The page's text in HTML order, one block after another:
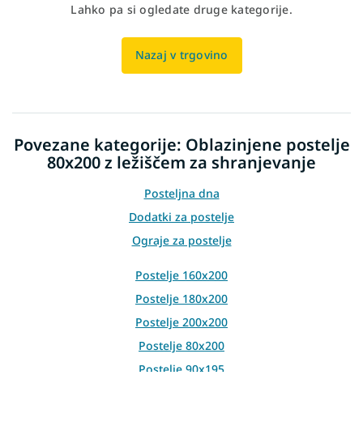
Lahko pa si ogledate druge kategorije.
Nazaj v trgovino
Povezane kategorije: Oblazinjene postelje
80x200 z ležiščem za shranjevanje
Posteljna dna
Dodatki za postelje
Ograje za postelje
Postelje 160x200
Postelje 180x200
Postelje 200x200
Postelje 80x200
Postelje 90x195